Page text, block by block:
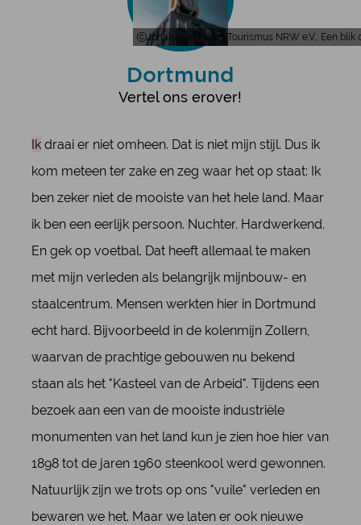
Johananes Höhn, Tourismus NRW e.V., Een
Dortmund
Vertel ons erover!
Ikdraai er niet omheen. Dat is niet mijn stijl. Dus ik
kom meteen ter zake en zeg waar het op staat: Ik
ben zeker niet de mooiste van het hele land. Maar
ik ben een eerlijk persoon. Nuchter. Hardwerkend.
En gek op voetbal. Dat heeft allemaal te maken
met mijn verleden als belangrijk mijnbouw- en
staalcentrum. Mensen werkten hier in Dortmund
echt hard. Bijvoorbeeld in de kolenmijn Zollern,
waarvan de prachtige gebouwen nu bekend
staan als het "Kasteel van de Arbeid". Tijdens een
bezoek aan een van de mooiste industriële
monumenten van het land kun je zien hoe hier van
1898 tot de jaren 1960 steenkool werd gewonnen.
Natuurlijk zijn we trots op ons "vuile" verleden en
bewaren we het. Maar we laten er ook nieuwe